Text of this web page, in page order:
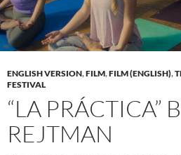
ENGLISH VERSION,FILM,FILM (ENGLISH),
FESTIVAL
“LA PRÁCTICA”
REJTMAN